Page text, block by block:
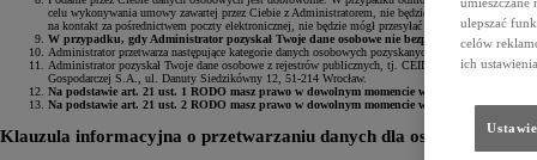
celu wykonywania umowy zawartej przez Ciebie z Administratorem, nie będzie mógł kontaktować
na kontakt za pośrednictwem poczty elektronicznej, nie będzie mógł przesyłać Tobie drogą
W przypadku, gdy Administrator pozyskał Twoje dane osobowe nie bezpośrednio od
Administrator przetwarza następujące kategorie danych osobowych pozyskanych nie bezpośrednio
Administrator pozyskał Twoje dane osobowe z rejestrów publicznych, tj. CEIDG, rejestr REGON,
Gospodarczej S.A., ul. Danuty Siedzikówny 12, 51-214 Wrocław.
Na podstawie art. 21 ust. 1 RODO masz prawo w dowolnym momencie wnieść sprzeciw – z
Na podstawie art. 21 ust. 2 RODO masz prawo w dowolnym momencie wnieść sprzeciw
Klauzula informacyjna o przetwarzaniu danych dla osoby
ulepszać
celów
ich